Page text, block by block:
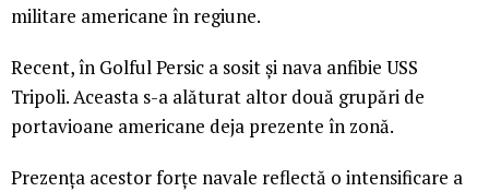
militare americane în regiune.
Recent, în Golful Persic a sosit și nava anfibie USS
Tripoli. Aceasta s-a alăturat altor două grupări de
portavioane americane deja prezente în zonă.
Prezența acestor forțe navale reflectă o intensificare a